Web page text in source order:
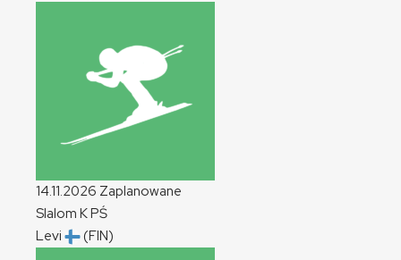
14.11.2026 Zaplanowane
Slalom KPŚ
Levi
(FIN)